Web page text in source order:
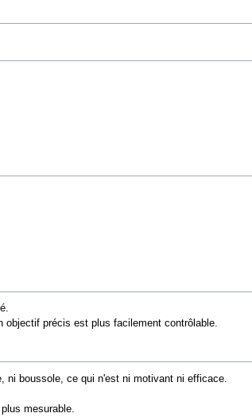
précis est plus facilement contrôlable.
ni boussole, ce qui n'est ni motivant ni efficace.
mesurable.